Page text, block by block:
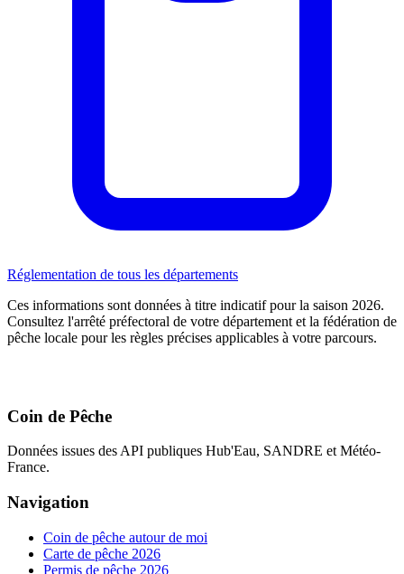
Réglementation de tous les départements
Ces informations sont données à titre indicatif pour la saison 2026.
Consultez l'arrêté préfectoral de votre département et la fédération de
pêche locale pour les règles précises applicables à votre parcours.
Coin de Pêche
Données issues des API publiques Hub'Eau, SANDRE et Météo-
France.
Navigation
Coin de pêche autour de moi
Carte de pêche 2026
Permis de pêche 2026